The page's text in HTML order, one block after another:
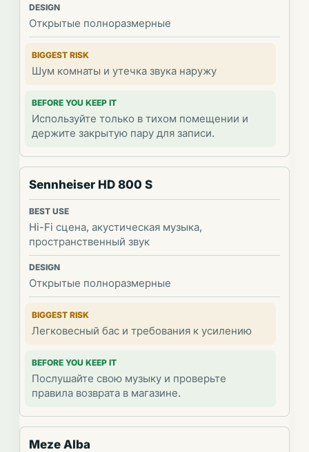
Открытые полноразмерные
Шум комнаты и утечка звука наружу
Используйте только в тихом помещении и
держите закрытую пару для записи.
Sennheiser HD 800 S
Hi-Fi сцена, акустическая музыка,
пространственный звук
Открытые полноразмерные
Легковесный бас и требования к усилению
Послушайте свою музыку и проверьте
правила возврата в магазине.
Meze Alba